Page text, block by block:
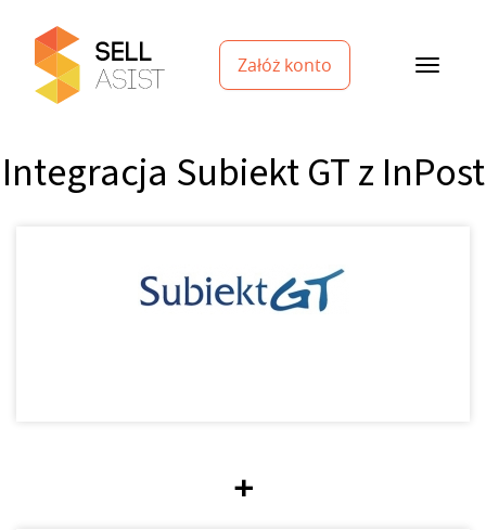
Załóż konto
Integracja Subiekt GT z InPost
+